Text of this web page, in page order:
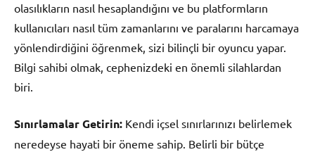
olasılıkların nasıl hesaplandığını ve bu platformların
kullanıcıları nasıl tüm zamanlarını ve paralarını harcamaya
yönlendirdiğini öğrenmek, sizi bilinçli bir oyuncu yapar.
Bilgi sahibi olmak, cephenizdeki en önemli silahlardan
biri.
Sınırlamalar Getirin: Kendi içsel sınırlarınızı belirlemek
neredeyse hayati bir öneme sahip. Belirli bir bütçe